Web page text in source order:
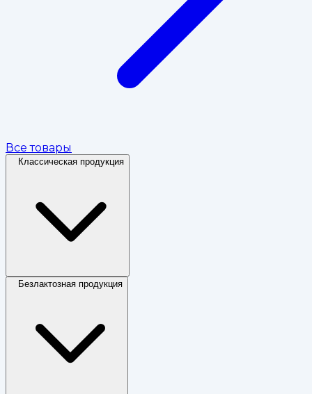
Все товары
Классическая продукция
Безлактозная продукция